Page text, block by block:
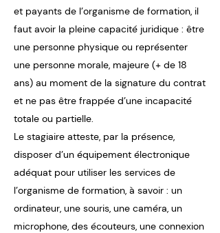
et payants de l’organisme de formation, il
faut avoir la pleine capacité juridique : être
une personne physique ou représenter
une personne morale, majeure (+ de 18
ans) au moment de la signature du contrat
et ne pas être frappée d’une incapacité
totale ou partielle.
Le stagiaire atteste, par la présence,
disposer d’un équipement électronique
adéquat pour utiliser les services de
l’organisme de formation, à savoir : un
ordinateur, une souris, une caméra, un
microphone, des écouteurs, une connexion